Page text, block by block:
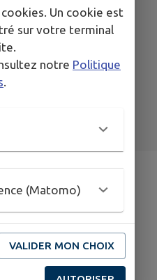
MON
Un cookie est
sur votre terminal
notre Politique
(Matomo)
VALIDER MON CHOIX